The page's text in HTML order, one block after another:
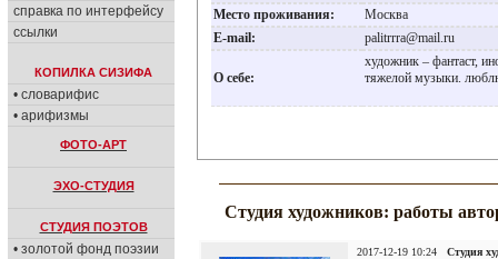
справка по интерфейсу
ссылки
КОПИЛКА СИЗИФА
• словарифис
• арифизмы
ФОТО-АРТ
ЭХО-СТУДИЯ
СТУДИЯ ПОЭТОВ
• золотой фонд поэзии
Место проживания:
Москва
E-mail:
palitrrra@mail.ru
О себе:
художник – фантаст,
тяжелой музыки.
Студия художников: работы
2017-12-19 10:24 Студия